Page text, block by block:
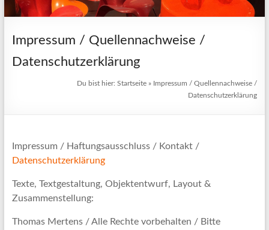
Impressum / Quellennachweise /
Datenschutzerklärung
Du bist hier:Startseite » Impressum / Quellennachweise /
Datenschutzerklärung
Impressum / Haftungsausschluss / Kontakt /
Datenschutzerklärung
Texte, Textgestaltung, Objektentwurf, Layout &
Zusammenstellung:
Thomas Mertens / Alle Rechte vorbehalten / Bitte